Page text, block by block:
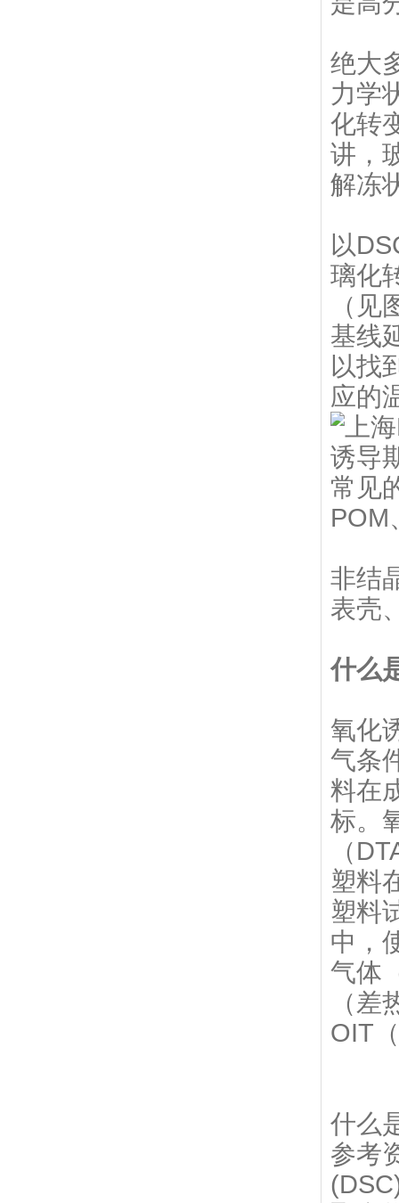
绝大
力学
化转
讲，
解冻
以
璃化
（
基线
以找
应的
常见
POM
非结
表壳
什么
氧化
气条
料在
标。
（
塑料
塑料
中，
气体
（
OIT
什么
参考